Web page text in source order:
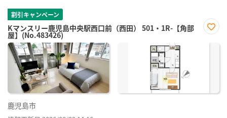
割引キャンペーン
Kマンスリー鹿児島中央駅西口前（西田） 501・1R-【角部
屋】(No.483426)
に入
鹿児島市